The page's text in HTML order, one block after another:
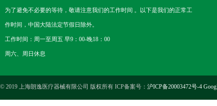
为了避免不必要的等待，敬请注意我们的工作时间 。以下是我们的正常工
作时间，中国大陆法定节假日除外。
工作时间：周一至周五 早9：00-晚18：00
周六、周日休息
© 2019 上海朗逸医疗器械有限公司 版权所有 ICP备案号： 沪ICP备20003472号-4